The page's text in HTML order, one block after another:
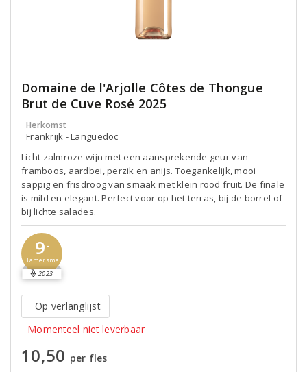
Domaine de l'Arjolle Côtes de Thongue
Brut de Cuve Rosé 2025
Herkomst
Frankrijk - Languedoc
Licht zalmroze wijn met een aansprekende geur van
framboos, aardbei, perzik en anijs. Toegankelijk, mooi
sappig en frisdroog van smaak met klein rood fruit. De finale
is mild en elegant. Perfect voor op het terras, bij de borrel of
bij lichte salades.
9-
Hamersma
2023
Op verlanglijst
Momenteel niet leverbaar
10,50 per fles